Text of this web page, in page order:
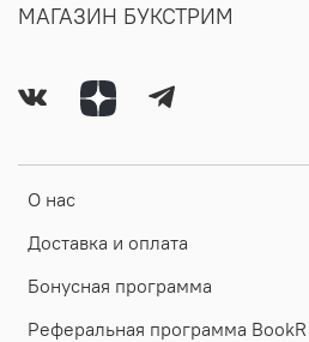
О нас
Доставка и оплата
Бонусная программа
Реферальная программа BookR
МАГАЗИН БУКСТРИМ